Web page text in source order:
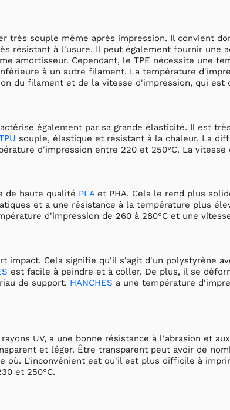
très souple même après impression. Il convient
résistant à l'usure. Il peut également fournir une
amortisseur. Cependant, le TPE nécessite une
à un autre filament. La température
du filament et de la vitesse d'impression, qui est
également par sa grande élasticité. Il est
souple, élastique et résistant à la chaleur. La
d'impression entre 220 et 250°C. La
de haute qualité PLAet PHA. Cela le rend plus
et a une résistance à la température plus
d'impression de 260 à 280°C et une
impact. Cela signifie qu'il s'agit d'un polystyrène
est facile à peindre et à coller. De plus, il se
de support. HANCHES a une température
UV, a une bonne résistance à l'abrasion et
et léger. Être transparent peut avoir de
où. L'inconvénient est qu'il est plus difficile à
et 250°C.